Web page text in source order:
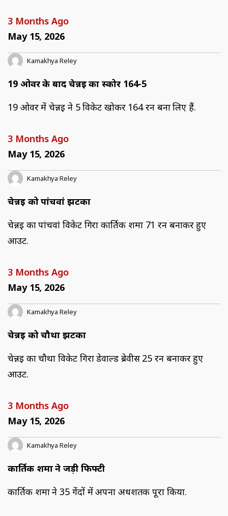
3 Months Ago
May 15, 2026
Kamakhya Reley
19 ओवर के बाद चेन्नई का स्कोर 164-5
19 ओवर में चेन्नई ने 5 विकेट खोकर 164 रन बना लिए हैं.
3 Months Ago
May 15, 2026
Kamakhya Reley
चेन्नई को पांचवां झटका
चेन्नई का पांचवां विकेट गिरा कार्तिक शर्मा 71 रन बनाकर हुए
आउट.
3 Months Ago
May 15, 2026
Kamakhya Reley
चेन्नई को चौथा झटका
चेन्नई का चौथा विकेट गिरा डेवाल्ड ब्रेवीस 25 रन बनाकर हुए
आउट.
3 Months Ago
May 15, 2026
Kamakhya Reley
कार्तिक शर्मा ने जड़ी फिफ्टी
कार्तिक शर्मा ने 35 गेंदों में अपना अर्धशतक पूरा किया.